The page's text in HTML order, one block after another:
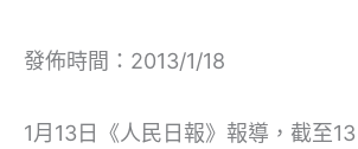
發佈時間：2013/1/18
1月13日《人民日報》報導，截至